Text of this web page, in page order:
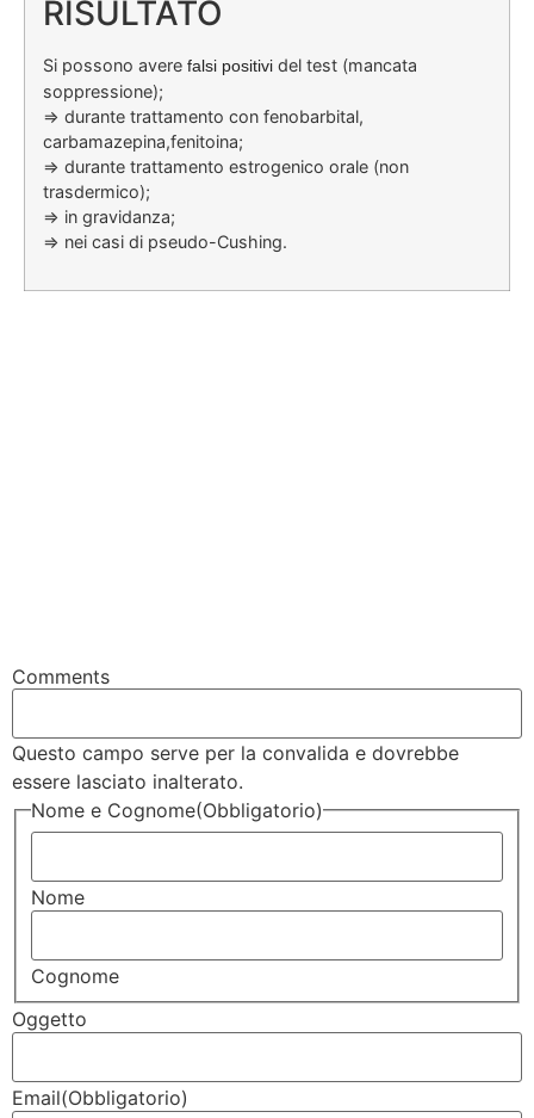
RISULTATO
Si possono avere falsi positivi del test (mancata
soppressione);
=> durante trattamento con fenobarbital,
carbamazepina,fenitoina;
=> durante trattamento estrogenico orale (non
trasdermico);
=> in gravidanza;
=> nei casi di pseudo-Cushing.
Comments
Questo campo serve per la convalida e dovrebbe
essere lasciato inalterato.
Nome e Cognome(Obbligatorio)
Nome
Cognome
Oggetto
Email(Obbligatorio)